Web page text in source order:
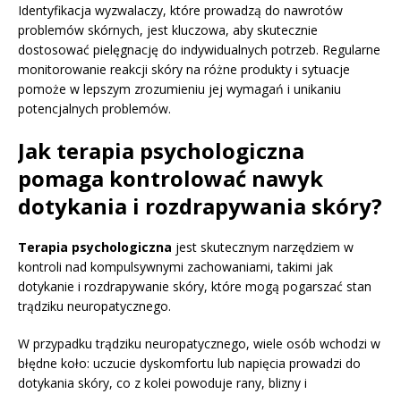
Identyfikacja wyzwalaczy, które prowadzą do nawrotów
problemów skórnych, jest kluczowa, aby skutecznie
dostosować pielęgnację do indywidualnych potrzeb. Regularne
monitorowanie reakcji skóry na różne produkty i sytuacje
pomoże w lepszym zrozumieniu jej wymagań i unikaniu
potencjalnych problemów.
Jak terapia psychologiczna
pomaga kontrolować nawyk
dotykania i rozdrapywania skóry?
Terapia psychologiczna jest skutecznym narzędziem w
kontroli nad kompulsywnymi zachowaniami, takimi jak
dotykanie i rozdrapywanie skóry, które mogą pogarszać stan
trądziku neuropatycznego.
W przypadku trądziku neuropatycznego, wiele osób wchodzi w
błędne koło: uczucie dyskomfortu lub napięcia prowadzi do
dotykania skóry, co z kolei powoduje rany, blizny i